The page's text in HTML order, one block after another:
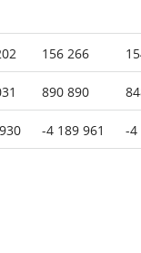
156 266
890 890
-4 189 961 -4